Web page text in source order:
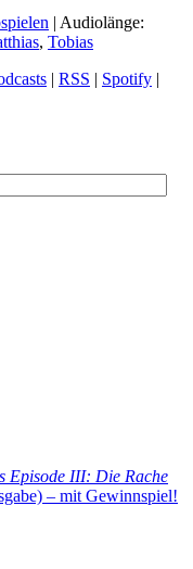
| Audiolänge:
, Tobias
| RSS | Spotify |
Episode III: Die Rache
– mit Gewinnspiel!